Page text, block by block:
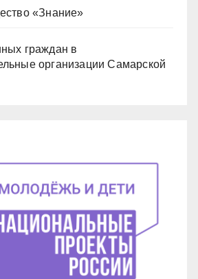
«Знание»
граждан в
организации Самарской